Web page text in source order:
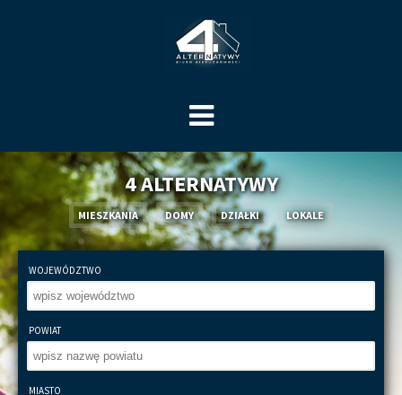
4 ALTERNATYWY
MIESZKANIA DOMY DZIAŁKI LOKALE
WOJEWÓDZTWO
POWIAT
MIASTO